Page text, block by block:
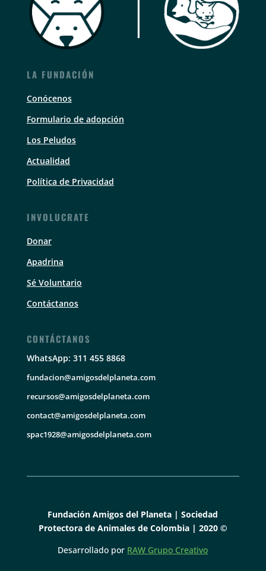
LA FUNDACIÓN
Conócenos
Formulario de adopción
Los Peludos
Actualidad
Política de Privacidad
INVOLUCRATE
Donar
Apadrina
Sé Voluntario
Contáctanos
CONTÁCTANOS
WhatsApp: 311 455 8868
fundacion@amigosdelplaneta.com
recursos@amigosdelplaneta.com
contact@amigosdelplaneta.com
spac1928@amigosdelplaneta.com
Fundación Amigos del Planeta | Sociedad
Protectora de Animales de Colombia | 2020 ©
Desarrollado por RAW Grupo Creativo